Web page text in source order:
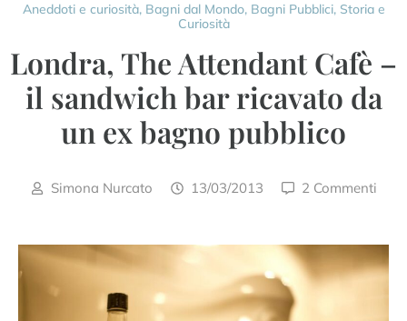
Aneddoti e curiosità, Bagni dal Mondo, Bagni Pubblici, Storia e
Curiosità
Londra, The Attendant Cafè –
il sandwich bar ricavato da
un ex bagno pubblico
Simona Nurcato 13/03/2013 2 Commenti